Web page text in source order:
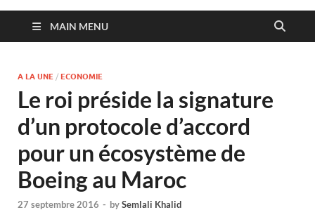
MAIN MENU
A LA UNE / ECONOMIE
Le roi préside la signature
d’un protocole d’accord
pour un écosystème de
Boeing au Maroc
27 septembre 2016 - bySemlali Khalid